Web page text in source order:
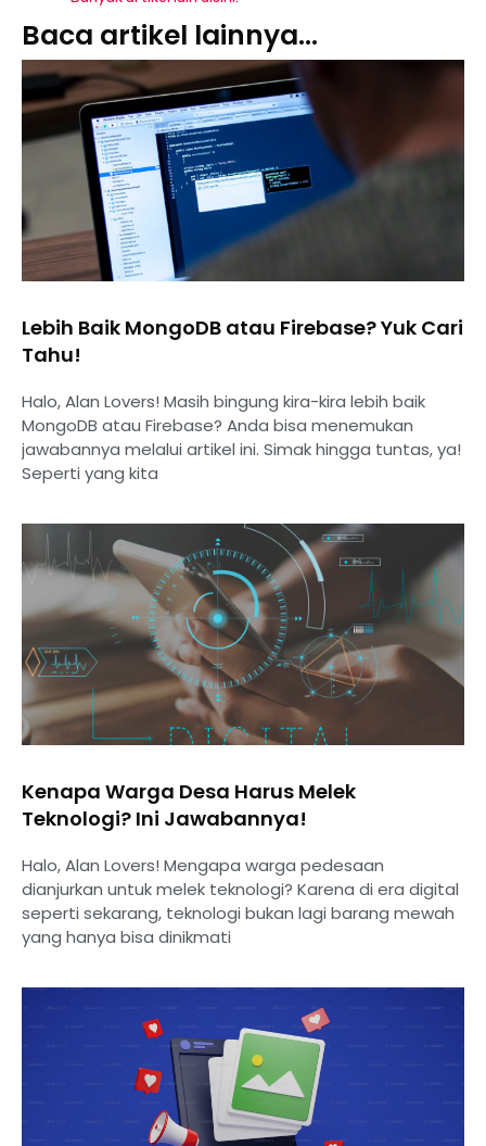
Baca artikel lainnya...
Lebih Baik MongoDB atau Firebase? Yuk Cari
Tahu!
Halo, Alan Lovers! Masih bingung kira-kira lebih baik
MongoDB atau Firebase? Anda bisa menemukan
jawabannya melalui artikel ini. Simak hingga tuntas, ya!
Seperti yang kita
Kenapa Warga Desa Harus Melek
Teknologi? Ini Jawabannya!
Halo, Alan Lovers! Mengapa warga pedesaan
dianjurkan untuk melek teknologi? Karena di era digital
seperti sekarang, teknologi bukan lagi barang mewah
yang hanya bisa dinikmati